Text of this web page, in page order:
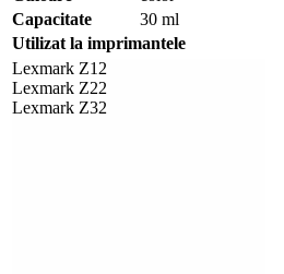
Capacitate
30 ml
Utilizat la imprimantele
Lexmark Z12
Lexmark Z22
Lexmark Z32